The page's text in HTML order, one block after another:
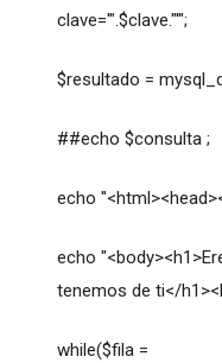
clave='".$clave."'";
$resultado =
##echo $consulta ;
echo
echo
tenemos de ti</
while($fila =